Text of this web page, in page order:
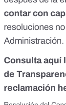
contar con
resoluciones
Administración.
Consulta aquí
de
reclamación